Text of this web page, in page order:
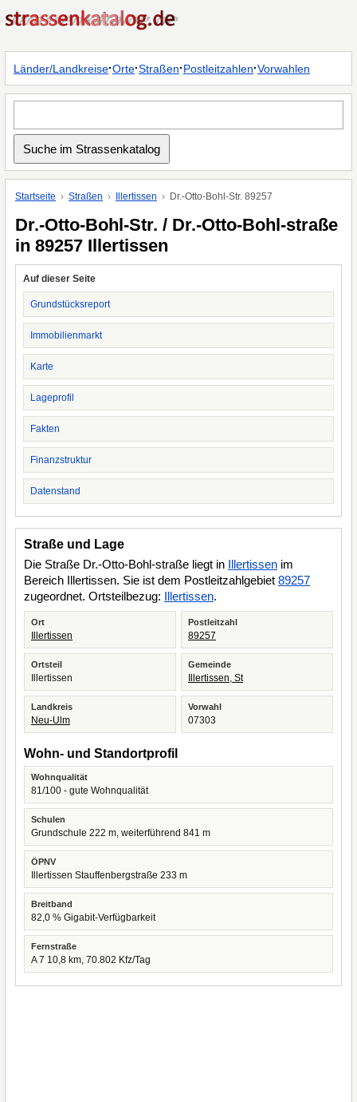
Länder/Landkreise·Orte·Straßen·Postleitzahlen·Vorwahlen
Startseite Straßen Illertissen Dr.-Otto-Bohl-Str. 89257
Dr.-Otto-Bohl-Str. / Dr.-Otto-Bohl-straße
in 89257 Illertissen
Auf dieser Seite
Grundstücksreport
Immobilienmarkt
Karte
Lageprofil
Fakten
Finanzstruktur
Datenstand
Straße und Lage
Die Straße Dr.-Otto-Bohl-straße liegt in Illertissen im
Bereich Illertissen. Sie ist dem Postleitzahlgebiet 89257
zugeordnet. Ortsteilbezug: Illertissen.
Ort
Illertissen
Postleitzahl
89257
Ortsteil
Illertissen
Gemeinde
Illertissen, St
Landkreis
Neu-Ulm
Vorwahl
07303
Wohn- und Standortprofil
Wohnqualität
81/100 - gute Wohnqualität
Schulen
Grundschule 222 m, weiterführend 841 m
ÖPNV
Illertissen Stauffenbergstraße 233 m
Breitband
82,0 % Gigabit-Verfügbarkeit
Fernstraße
A 7 10,8 km, 70.802 Kfz/Tag